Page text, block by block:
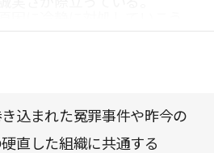
民としての責任にも気づかせ
込まれた冤罪事件や昨今の
直した組織に共通する